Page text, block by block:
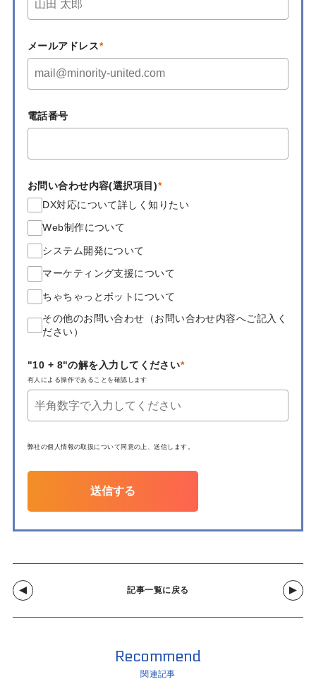
メールアドレス
電話番号
お問い合わせ内容(選択項目)
DX対応について詳しく知りたい
Web制作について
システム開発について
マーケティング支援について
ちゃちゃっとボットについて
その他のお問い合わせ（お問い合わせ内容へご記入く
ださい）
"10 + 8"の解を入力してください
有人による操作であることを確認します
弊社の個人情報の取扱について 同意の上、送信します。
送信する
記事一覧に戻る
Recommend
関連記事